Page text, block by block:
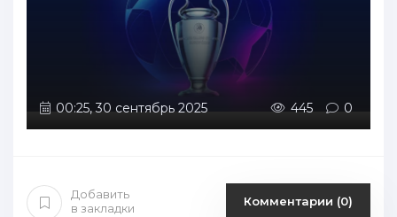
00:25, 30 сентябрь 2025 445 0
Добавить
в закладки
Комментарии (0)